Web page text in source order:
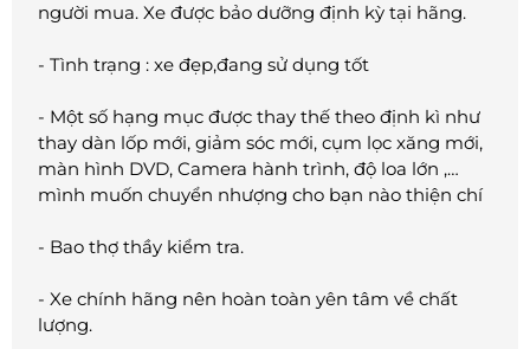
người mua. Xe được bảo dưỡng định kỳ tại hãng.
- Tình trạng : xe đẹp,đang sử dụng tốt
- Một số hạng mục được thay thế theo định kì như
thay dàn lốp mới, giảm sóc mới, cụm lọc xăng mới,
màn hình DVD, Camera hành trình, độ loa lớn ,…
mình muốn chuyển nhượng cho bạn nào thiện chí
- Bao thợ thầy kiểm tra.
- Xe chính hãng nên hoàn toàn yên tâm về chất
lượng.